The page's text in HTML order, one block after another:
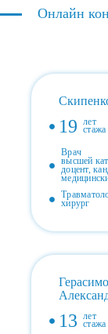
Онлайн
19 лет
стажа
Врач
высшей
доцент,
хирург
13 лет
стажа